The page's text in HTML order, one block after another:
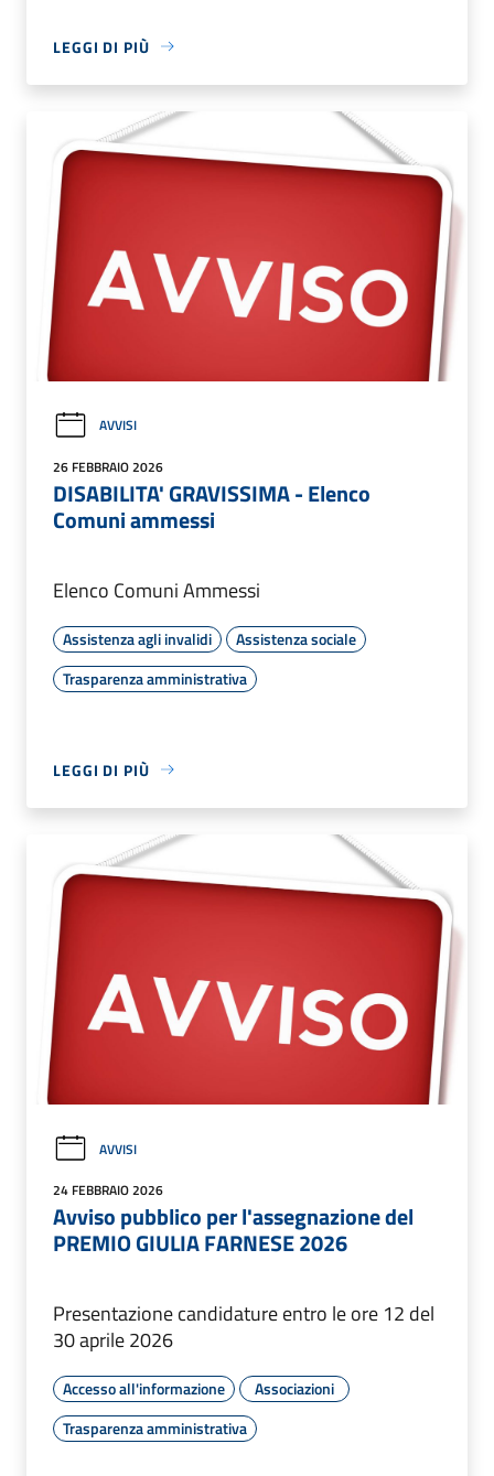
LEGGI DI PIÙ
AVVISI
26 FEBBRAIO 2026
DISABILITA' GRAVISSIMA - Elenco
Comuni ammessi
Elenco Comuni Ammessi
Assistenza agli invalidi
Assistenza sociale
Trasparenza amministrativa
LEGGI DI PIÙ
AVVISI
24 FEBBRAIO 2026
Avviso pubblico per l'assegnazione del
PREMIO GIULIA FARNESE 2026
Presentazione candidature entro le ore 12 del
30 aprile 2026
Accesso all'informazione
Associazioni
Trasparenza amministrativa